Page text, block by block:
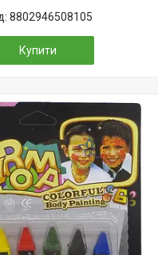
8802946508105
Купити